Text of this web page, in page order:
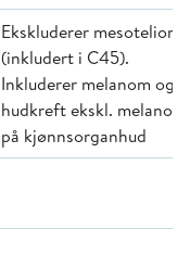
Ekskluderer mesoteliom
(inkludert i C45).
Inkluderer melanom og
hudkreft ekskl. melanom
på kjønnsorganhud